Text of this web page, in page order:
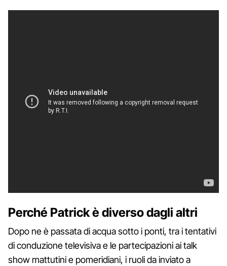
Perché Patrick è diverso dagli altri
Dopo ne è passata di acqua sotto i ponti, tra i tentativi
di conduzione televisiva e le partecipazioni ai talk
show mattutini e pomeridiani, i ruoli da inviato a